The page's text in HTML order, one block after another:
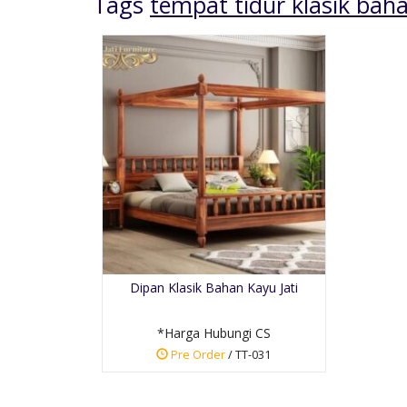
Dipan Klasik Bahan Kayu Jati
*Harga Hubungi CS
Pre Order/ TT-031
Tempat Tidur Model
Resort Bali
*Harga Hubungi CS